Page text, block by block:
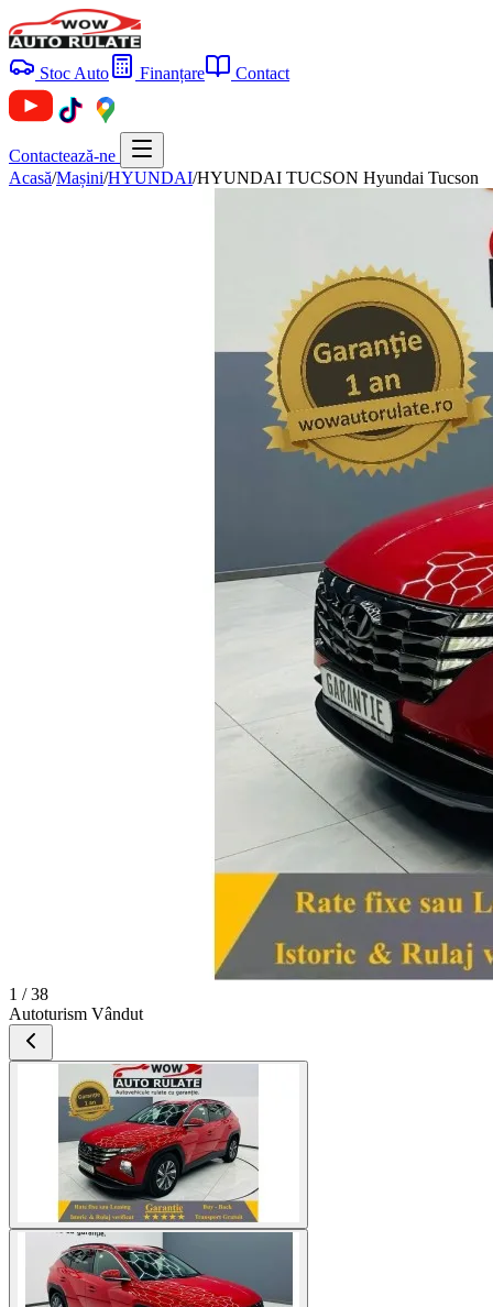
Stoc Auto Finanțare Contact
Contactează-ne
Acasă/Mașini/HYUNDAI/HYUNDAI TUCSON Hyundai Tucson
1 / 38
Autoturism Vândut